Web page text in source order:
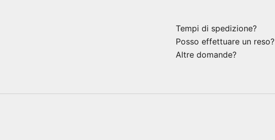
Tempi di spedizione?
Posso effettuare un reso?
Altre domande?